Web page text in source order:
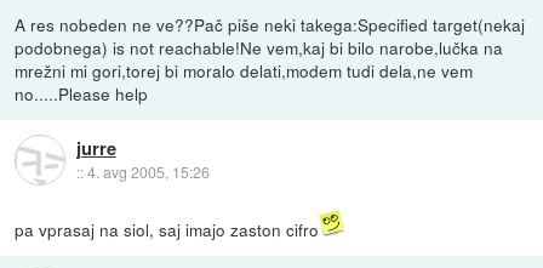
A res nobeden ne ve??Pač piše neki takega:Specified target(nekaj
podobnega) is not reachable!Ne vem,kaj bi bilo narobe,lučka na
mrežni mi gori,torej bi moralo delati,modem tudi dela,ne vem
no.....Please help
jurre
::4. avg 2005, 15:26
pa vprasaj na siol, saj imajo zaston cifro